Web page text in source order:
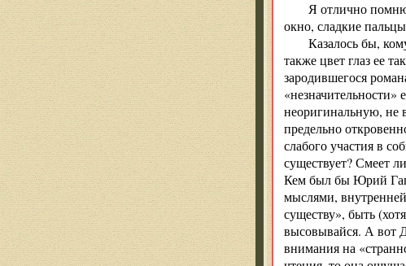
Я отлично
окно, сладкие
Казалось бы,
также цвет глаз ее
зародившегося
неоригинальную, не
предельно
слабого участия в
существует? Смеет
Кем был бы Юрий
мыслями,
существу», быть
высовывайся. А вот
внимания на